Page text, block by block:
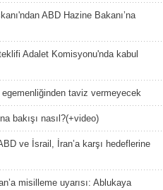
ABD Hazine Bakanı’na
Adalet Komisyonu'nda kabul
egemenliğinden taviz vermeyecek
bakışı nasıl?(+video)
ve İsrail, İran’a karşı hedeflerine
misilleme uyarısı: Ablukaya